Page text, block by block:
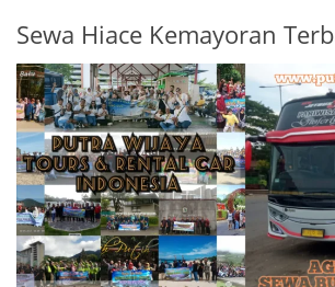
Sewa Hiace Kemayoran